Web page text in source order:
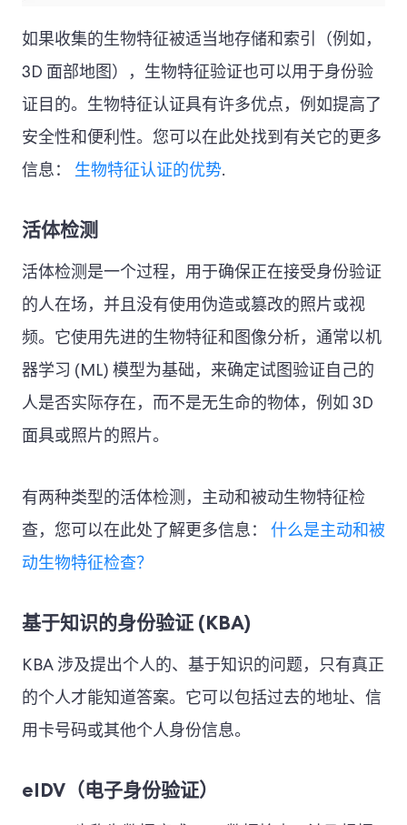
如果收集的生物特征被适当地存储和索引（例如，
3D 面部地图），生物特征验证也可以用于身份验
证目的。生物特征认证具有许多优点，例如提高了
安全性和便利性。您可以在此处找到有关它的更多
信息： 生物特征认证的优势.
活体检测
活体检测是一个过程，用于确保正在接受身份验证
的人在场，并且没有使用伪造或篡改的照片或视
频。它使用先进的生物特征和图像分析，通常以机
器学习 (ML) 模型为基础，来确定试图验证自己的
人是否实际存在，而不是无生命的物体，例如 3D
面具或照片的照片。
有两种类型的活体检测，主动和被动生物特征检
查，您可以在此处了解更多信息： 什么是主动和被
动生物特征检查？
基于知识的身份验证 (KBA)
KBA 涉及提出个人的、基于知识的问题，只有真正
的个人才能知道答案。它可以包括过去的地址、信
用卡号码或其他个人身份信息。
eIDV（电子身份验证）